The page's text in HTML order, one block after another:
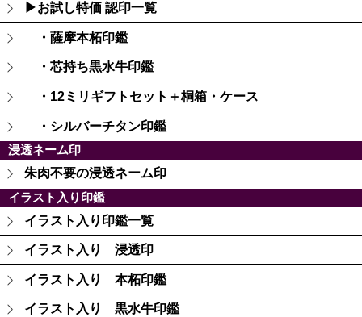
▶お試し特価 認印一覧
・薩摩本柘印鑑
・芯持ち黒水牛印鑑
・12ミリギフトセット＋桐箱・ケース
・シルバーチタン印鑑
浸透ネーム印
朱肉不要の浸透ネーム印
イラスト入り印鑑
イラスト入り印鑑一覧
イラスト入り 浸透印
イラスト入り 本柘印鑑
イラスト入り 黒水牛印鑑